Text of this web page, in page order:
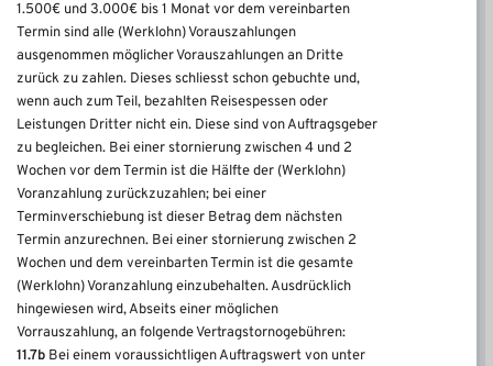
1.500€ und 3.000€ bis 1 Monat vor dem vereinbarten
Termin sind alle (Werklohn) Vorauszahlungen
ausgenommen möglicher Vorauszahlungen an Dritte
zurück zu zahlen. Dieses schliesst schon gebuchte und,
wenn auch zum Teil, bezahlten Reisespessen oder
Leistungen Dritter nicht ein. Diese sind von Auftragsgeber
zu begleichen. Bei einer stornierung zwischen 4 und 2
Wochen vor dem Termin ist die Hälfte der (Werklohn)
Voranzahlung zurückzuzahlen; bei einer
Terminverschiebung ist dieser Betrag dem nächsten
Termin anzurechnen. Bei einer stornierung zwischen 2
Wochen und dem vereinbarten Termin ist die gesamte
(Werklohn) Voranzahlung einzubehalten. Ausdrücklich
hingewiesen wird, Abseits einer möglichen
Vorrauszahlung, an folgende Vertragstornogebühren:
11.7b Bei einem voraussichtligen Auftragswert von unter